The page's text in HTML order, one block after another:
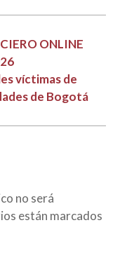
ONLINE
víctimas de
de Bogotá
no será
están marcados